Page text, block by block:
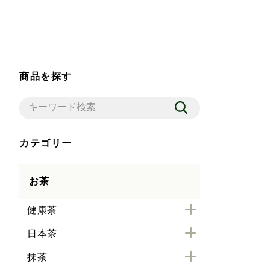
商品を探す
カテゴリー
お茶
健康茶
日本茶
抹茶